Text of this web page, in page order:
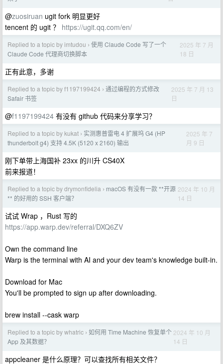
@zuosiruan ugit fork 明显更好
tencent 的 ugit ？ https://ugit.qq.com/en/
Replied to a topic by imtudou › 使用 Claude Code 写了一个
Claude Code 代理商切换脚本
2025 年 7 月
18 日
正有此意，多谢
Replied to a topic by f1197199424 › 通过编程的方式修改
Safair 书签
2025 年 7 月 13
日
@f1197199424 有没有 github 代码来分享学习？
Replied to a topic by kukat › 实测惠普雷电 4 扩展坞 G4 (HP
thunderbolt g4) 支持 4.5K (5120 x 2160) 输出
2025 年 7
月 9 日
刚下单带上海国补 23xx 的川升 CS40X
前来报道！
Replied to a topic by drymonfidelia › macOS 有没有一款 **开源
** 的好用的 SSH 客户端？
2024 年 10 月
14 日
试试 Wrap ，Rust 写的
https://app.warp.dev/referral/DXQ6ZV
Own the command line
Warp is the terminal with AI and your dev team's knowledge built-in.
Download for Mac
You'll be prompted to sign up after downloading.
brew install --cask warp
Replied to a topic by whatric › 如何用 Time Machine 恢复单个
App 及其数据？
2024 年 10 月
14 日
appcleaner 是什么原理？可以查找所有相关文件？